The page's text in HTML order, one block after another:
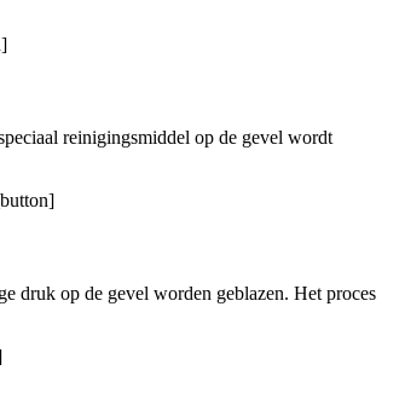
reinigingsmiddel op de gevel wordt
druk op de gevel worden geblazen. Het proces